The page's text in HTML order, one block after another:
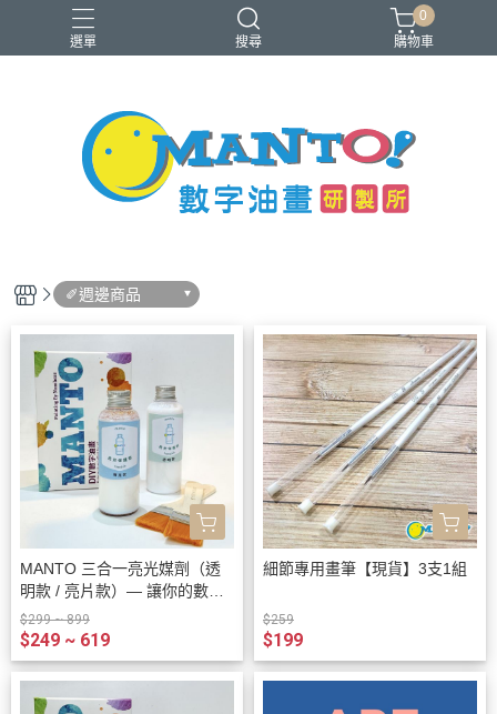
選單 搜尋
40x50cm 50x65cm
入門推薦款
本款免費升級淡彩縮時畫布
0
購物車
✐週邊商品
MANTO 三合一亮光媒劑（透
明款 / 亮片款）— 讓你的數字
油畫更細膩、更亮、更專業
$299 ~ 899
$249 ~ 619
細節專用畫筆【現貨】3支1組
$259
$199